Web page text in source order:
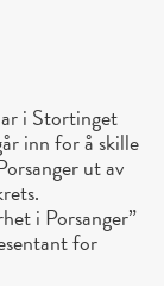
i Stortinget
inn for å skille
ut av
i Porsanger”
for